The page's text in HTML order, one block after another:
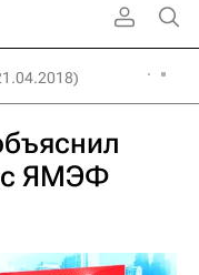
ЯМЭФ